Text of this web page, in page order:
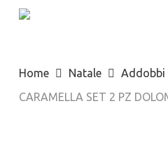
Skip
content
Home Natale Addobbi
CARAMELLA SET 2 PZ